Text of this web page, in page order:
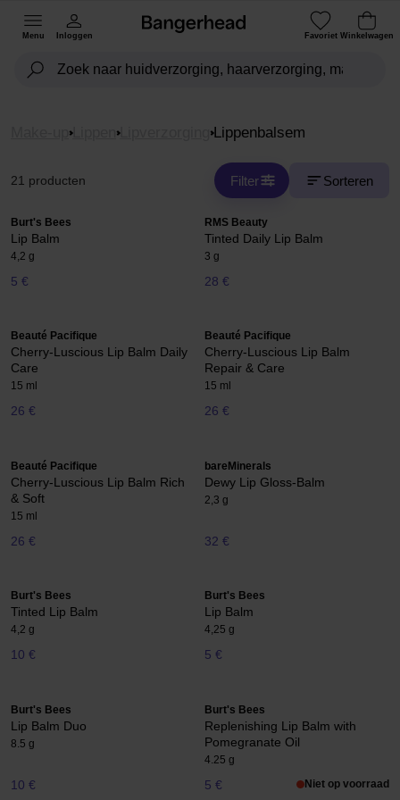
Menu Inloggen Favoriet Winkelwagen
Lippen Lipverzorging Lippenbalsem
21 producten Filter Sorteren
Burt's Bees
Lip Balm
4,2 g
5 €
RMS Beauty
Tinted Daily Lip Balm
3 g
28 €
Beauté Pacifique
Cherry-Luscious Lip Balm Daily
Care
15 ml
26 €
Beauté Pacifique
Cherry-Luscious Lip Balm
Repair & Care
15 ml
26 €
Beauté Pacifique
Cherry-Luscious Lip Balm Rich
& Soft
15 ml
26 €
bareMinerals
Dewy Lip Gloss-Balm
2,3 g
32 €
Burt's Bees
Tinted Lip Balm
4,2 g
10 €
Burt's Bees
Lip Balm
4,25 g
5 €
Burt's Bees
Lip Balm Duo
8.5 g
10 €
Burt's Bees
Replenishing Lip Balm with
Pomegranate Oil
4.25 g
5 € Niet op voorraad